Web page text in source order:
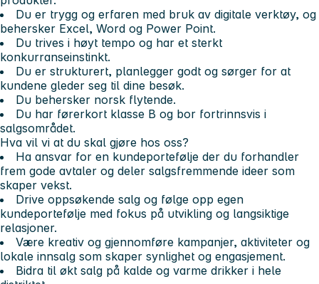
Du er trygg og erfaren med bruk av digitale verktøy, og
behersker Excel, Word og Power Point.
Du trives i høyt tempo og har et sterkt
konkurranseinstinkt.
Du er strukturert, planlegger godt og sørger for at
kundene gleder seg til dine besøk.
Du behersker norsk flytende.
Du har førerkort klasse B og bor fortrinnsvis i
salgsområdet.
Hva vil vi at du skal gjøre hos oss?
Ha ansvar for en kundeportefølje der du forhandler
frem gode avtaler og deler salgsfremmende ideer som
skaper vekst.
Drive oppsøkende salg og følge opp egen
kundeportefølje med fokus på utvikling og langsiktige
relasjoner.
Være kreativ og gjennomføre kampanjer, aktiviteter og
lokale innsalg som skaper synlighet og engasjement.
Bidra til økt salg på kalde og varme drikker i hele